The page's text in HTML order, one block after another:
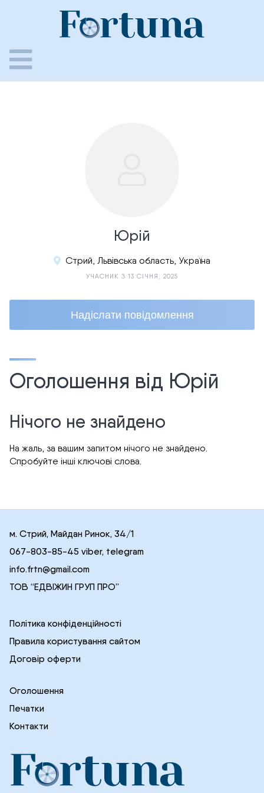
Юрій
Стрий, Львівська область, Україна
УЧАСНИК З 13 СІЧНЯ, 2025
Надіслати повідомлення
Оголошення від Юрій
Нічого не знайдено
На жаль, за вашим запитом нічого не знайдено.
Спробуйте інші ключові слова.
м. Стрий, Майдан Ринок, 34/1
067-803-85-45 viber, telegram
info.frtn@gmail.com
ТОВ “ЕДВІЖИН ГРУП ПРО”
Політика конфіденційності
Правила користування сайтом
Договір оферти
Оголошення
Печатки
Контакти